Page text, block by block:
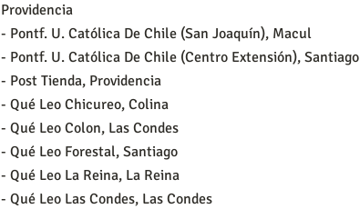
Providencia
- Pontf. U. Católica De Chile (San Joaquín), Macul
- Pontf. U. Católica De Chile (Centro Extensión), Santiago
- Post Tienda, Providencia
- Qué Leo Chicureo, Colina
- Qué Leo Colon, Las Condes
- Qué Leo Forestal, Santiago
- Qué Leo La Reina, La Reina
- Qué Leo Las Condes, Las Condes